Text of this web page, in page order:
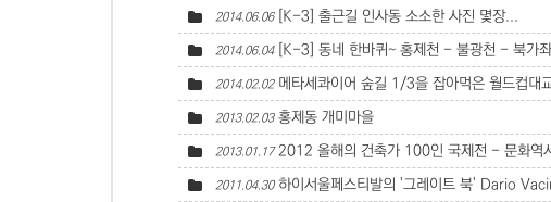
2014.06.06 [K-3] 출근길 인사동 소소한 사진 몇장...
2014.06.04 [K-3] 동네 한바퀴~ 홍제천 - 불광천 - 북가
2014.02.02 메타세콰이어 숲길 1/3을 잡아먹은 월드컵대
2013.02.03 홍제동 개미마을
2013.01.17 2012 올해의 건축가 100인 국제전 - 문화역
2011.04.30 하이서울페스티발의 '그레이트 북' Dario